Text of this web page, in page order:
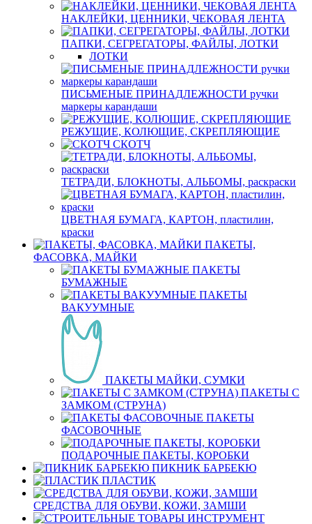
НАКЛЕЙКИ, ЦЕННИКИ, ЧЕКОВАЯ ЛЕНТА
ПАПКИ, СЕГРЕГАТОРЫ, ФАЙЛЫ, ЛОТКИ
ЛОТКИ
ПИСЬМЕНЫЕ ПРИНАДЛЕЖНОСТИ ручки
маркеры карандаши
РЕЖУЩИЕ, КОЛЮЩИЕ, СКРЕПЛЯЮЩИЕ
СКОТЧ
ТЕТРАДИ, БЛОКНОТЫ, АЛЬБОМЫ, раскраски
ЦВЕТНАЯ БУМАГА, КАРТОН, пластилин,
краски
ПАКЕТЫ,
ФАСОВКА, МАЙКИ
ПАКЕТЫ
БУМАЖНЫЕ
ПАКЕТЫ
ВАКУУМНЫЕ
ПАКЕТЫ МАЙКИ, СУМКИ
ПАКЕТЫ С
ЗАМКОМ (СТРУНА)
ПАКЕТЫ
ФАСОВОЧНЫЕ
ПОДАРОЧНЫЕ ПАКЕТЫ, КОРОБКИ
ПИКНИК БАРБЕКЮ
ПЛАСТИК
СРЕДСТВА ДЛЯ ОБУВИ, КОЖИ, ЗАМШИ